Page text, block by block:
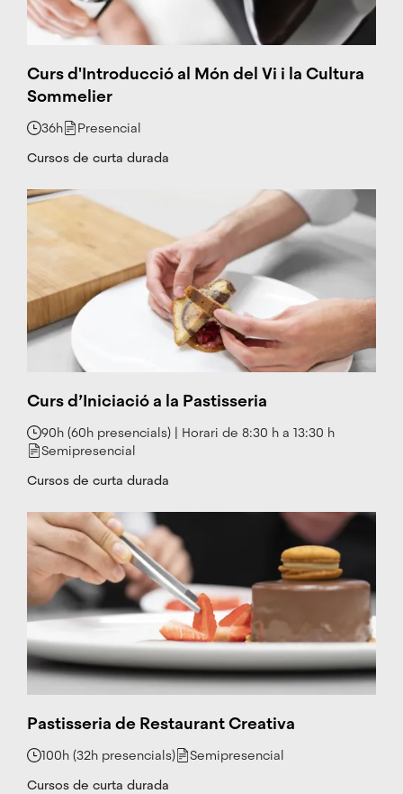
o
r
e
z
@
c
e
tt
.c
+
6
6
6
4
4
6
L
i
n
e
d
i
n
W
h
at
a
p
p
Curs d'Introducció al Món del Vi i la Cultura
Sommelier
36h
Presencial
Cursos de curta durada
Curs d’Iniciació a la Pastisseria
90h (60h presencials) | Horari de 8:30 h a 13:30 h
Semipresencial
Cursos de curta durada
Pastisseria de Restaurant Creativa
100h (32h presencials)
Semipresencial
Cursos de curta durada